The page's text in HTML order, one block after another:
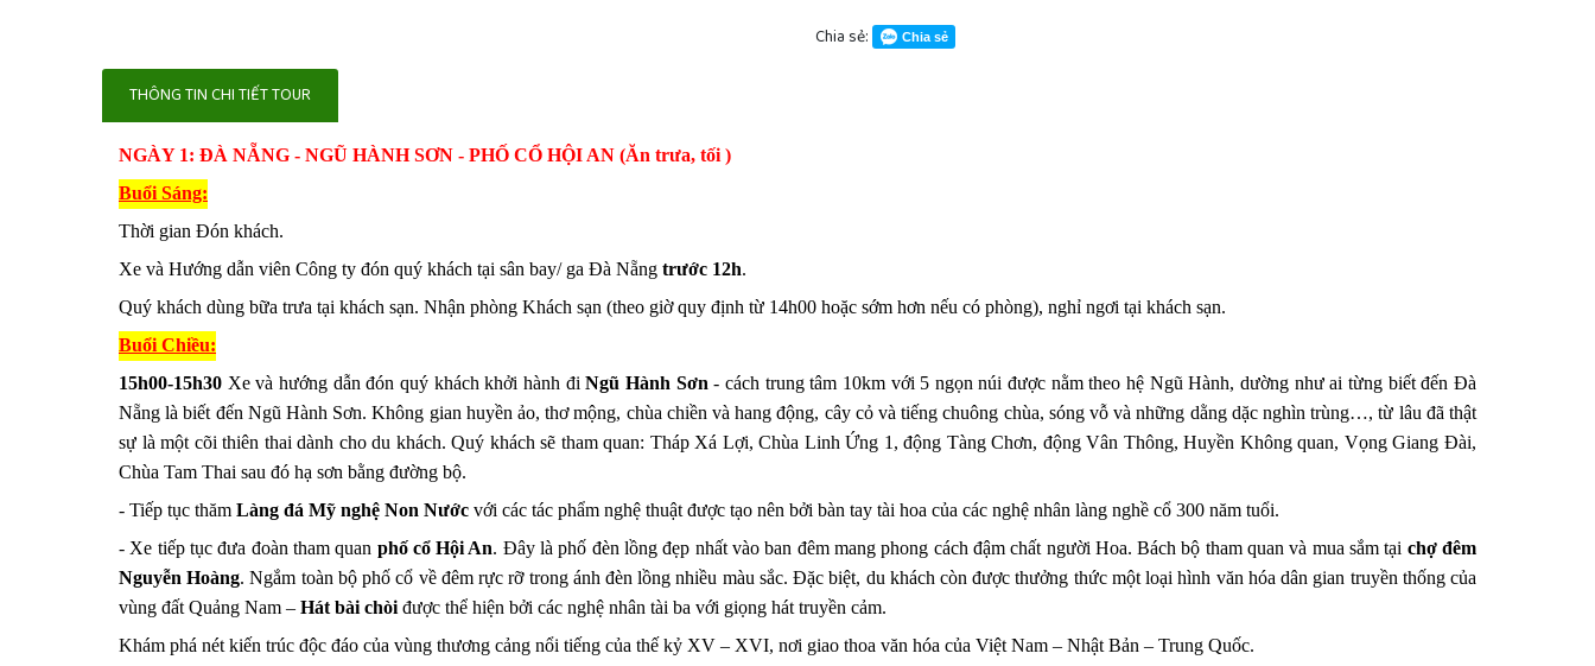
Chia sẻ: Chia sẻ
THÔNG TIN CHI TIẾT TOUR
NGÀY 1: ĐÀ NẴNG - NGŨ HÀNH SƠN - PHỐ CỔ HỘI AN (Ăn trưa, tối )
Buổi Sáng:
Thời gian Đón khách.
Xe và Hướng dẫn viên Công ty đón quý khách tại sân bay/ ga Đà Nẵng trước 12h.
Quý khách dùng bữa trưa tại khách sạn. Nhận phòng Khách sạn (theo giờ quy định từ 14h00 hoặc sớm hơn nếu có phòng), nghỉ ngơi tại khách sạn.
Buổi Chiều:
15h00-15h30 Xe và hướng dẫn đón quý khách khởi hành điNgũ Hành Sơn- cách trung tâm 10km với 5 ngọn núi được nằm theo hệ Ngũ Hành, dường như ai từng biết đến Đà
Nẵng là biết đến Ngũ Hành Sơn. Không gian huyền ảo, thơ mộng, chùa chiền và hang động, cây cỏ và tiếng chuông chùa, sóng vỗ và những dằng dặc nghìn trùng…, từ lâu đã thật
sự là một cõi thiên thai dành cho du khách. Quý khách sẽ tham quan: Tháp Xá Lợi, Chùa Linh Ứng 1, động Tàng Chơn, động Vân Thông, Huyền Không quan, Vọng Giang Đài,
Chùa Tam Thai sau đó hạ sơn bằng đường bộ.
- Tiếp tục thăm Làng đá Mỹ nghệ Non Nước với các tác phẩm nghệ thuật được tạo nên bởi bàn tay tài hoa của các nghệ nhân làng nghề cổ 300 năm tuổi.
- Xe tiếp tục đưa đoàn tham quan phố cổ Hội An. Đây là phố đèn lồng đẹp nhất vào ban đêm mang phong cách đậm chất người Hoa. Bách bộ tham quan và mua sắm tại chợ đêm
Nguyễn Hoàng. Ngắm toàn bộ phố cổ về đêm rực rỡ trong ánh đèn lồng nhiều màu sắc. Đặc biệt, du khách còn được thưởng thức một loại hình văn hóa dân gian truyền thống của
vùng đất Quảng Nam – Hát bài chòi được thể hiện bởi các nghệ nhân tài ba với giọng hát truyền cảm.
Khám phá nét kiến trúc độc đáo của vùng thương cảng nổi tiếng của thế kỷ XV – XVI, nơi giao thoa văn hóa của Việt Nam – Nhật Bản – Trung Quốc.